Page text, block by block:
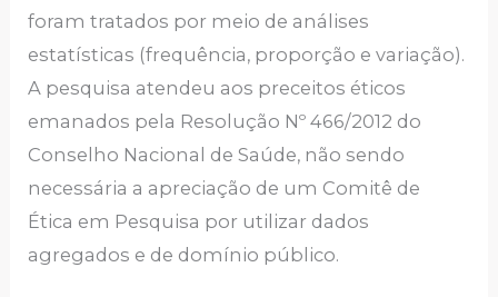
foram tratados por meio de análises
estatísticas (frequência, proporção e variação).
A pesquisa atendeu aos preceitos éticos
emanados pela Resolução Nº 466/2012 do
Conselho Nacional de Saúde, não sendo
necessária a apreciação de um Comitê de
Ética em Pesquisa por utilizar dados
agregados e de domínio público.